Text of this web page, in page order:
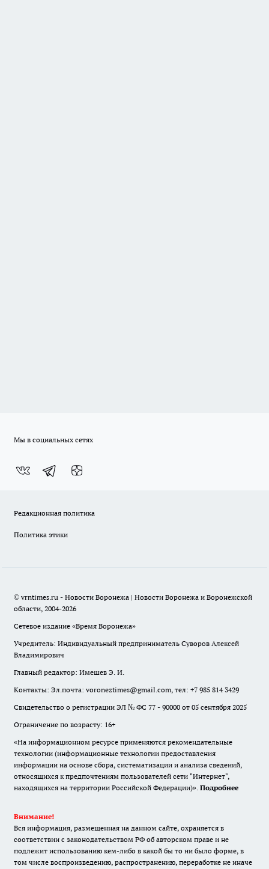
Мы в социальных сетях
Редакционная политика
Политика этики
© vrntimes.ru - Новости Воронежа | Новости Воронежа и Воронежской
области, 2004-2026
Сетевое издание «Время Воронежа»
Учредитель: Индивидуальный предприниматель Суворов Алексей
Владимирович
Главный редактор: Имешев Э. И.
Контакты: Эл.почта: voroneztimes@gmail.com, тел: +7 985 814 3429
Свидетельство о регистрации ЭЛ № ФС 77 - 90000 от 05 сентября 2025
Ограничение по возрасту: 16+
«На информационном ресурсе применяются рекомендательные
технологии (информационные технологии предоставления
информации на основе сбора, систематизации и анализа сведений,
относящихся к предпочтениям пользователей сети "Интернет",
находящихся на территории Российской Федерации)». Подробнее
Внимание!
Вся информация, размещенная на данном сайте, охраняется в
соответствии с законодательством РФ об авторском праве и не
подлежит использованию кем-либо в какой бы то ни было форме, в
том числе воспроизведению, распространению, переработке не иначе